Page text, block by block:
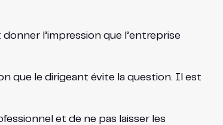
l’impression que l’entreprise
que le dirigeant évite la question. Il est
et de ne pas laisser les